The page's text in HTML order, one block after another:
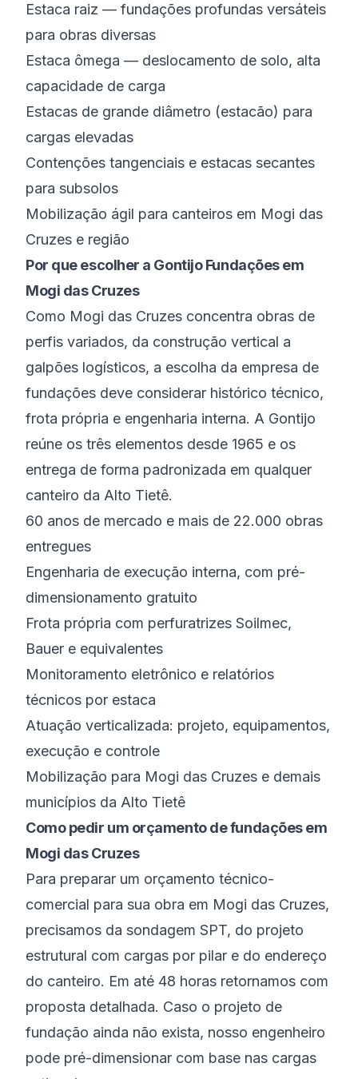
Estaca raiz — fundações profundas versáteis
para obras diversas
Estaca ômega — deslocamento de solo, alta
capacidade de carga
Estacas de grande diâmetro (estacão) para
cargas elevadas
Contenções tangenciais e estacas secantes
para subsolos
Mobilização ágil para canteiros em Mogi das
Cruzes e região
Por que escolher a Gontijo Fundações em
Mogi das Cruzes
Como Mogi das Cruzes concentra obras de
perfis variados, da construção vertical a
galpões logísticos, a escolha da empresa de
fundações deve considerar histórico técnico,
frota própria e engenharia interna. A Gontijo
reúne os três elementos desde 1965 e os
entrega de forma padronizada em qualquer
canteiro da Alto Tietê.
60 anos de mercado e mais de 22.000 obras
entregues
Engenharia de execução interna, com pré-
dimensionamento gratuito
Frota própria com perfuratrizes Soilmec,
Bauer e equivalentes
Monitoramento eletrônico e relatórios
técnicos por estaca
Atuação verticalizada: projeto, equipamentos,
execução e controle
Mobilização para Mogi das Cruzes e demais
municípios da Alto Tietê
Como pedir um orçamento de fundações em
Mogi das Cruzes
Para preparar um orçamento técnico-
comercial para sua obra em Mogi das Cruzes,
precisamos da sondagem SPT, do projeto
estrutural com cargas por pilar e do endereço
do canteiro. Em até 48 horas retornamos com
proposta detalhada. Caso o projeto de
fundação ainda não exista, nosso engenheiro
pode pré-dimensionar com base nas cargas